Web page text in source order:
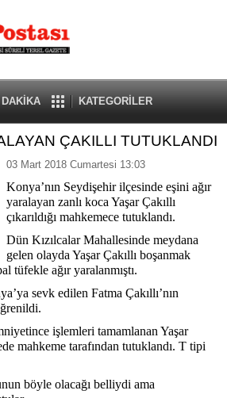
KATEGORİLER
ÇAKILLI TUTUKLANDI
03 Mart 2018 Cumartesi 13:03
Konya’nın Seydişehir ilçesinde eşini ağır
yaralayan zanlı koca Yaşar Çakıllı
çıkarıldığı mahkemece tutuklandı.
Dün Kızılcalar Mahallesinde meydana
gelen olayda Yaşar Çakıllı boşanmak
tüfekle ağır yaralanmıştı.
sevk edilen Fatma Çakıllı’nın
işlemleri tamamlanan Yaşar
mahkeme tarafından tutuklandı. T tipi
böyle olacağı belliydi ama